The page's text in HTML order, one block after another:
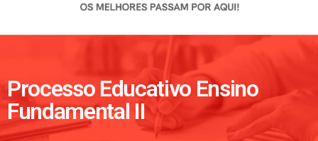
Processo Educativo Ensino
Fundamental II